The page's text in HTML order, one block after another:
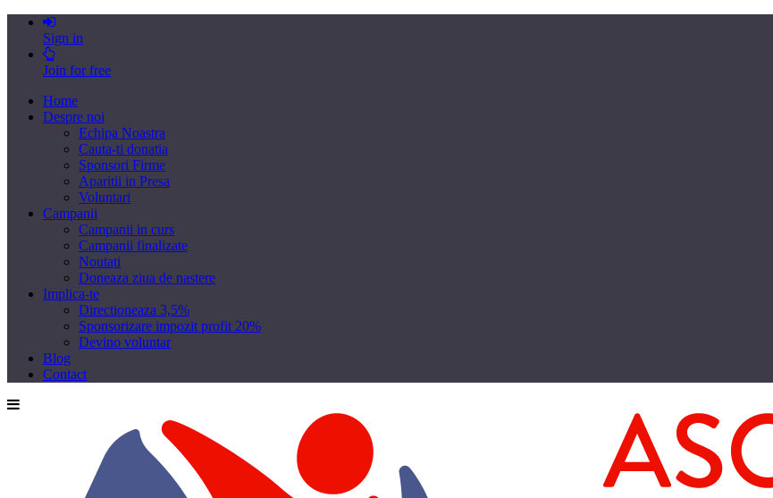
Sign in
Join for free
Home
Despre noi
Echipa Noastra
Cauta-ti donatia
Sponsori Firme
Aparitii in Presa
Voluntari
Campanii
Campanii in curs
Campanii finalizate
Noutati
Doneaza ziua de nastere
Implica-te
Directioneaza 3,5%
Sponsorizare impozit profit 20%
Devino voluntar
Blog
Contact